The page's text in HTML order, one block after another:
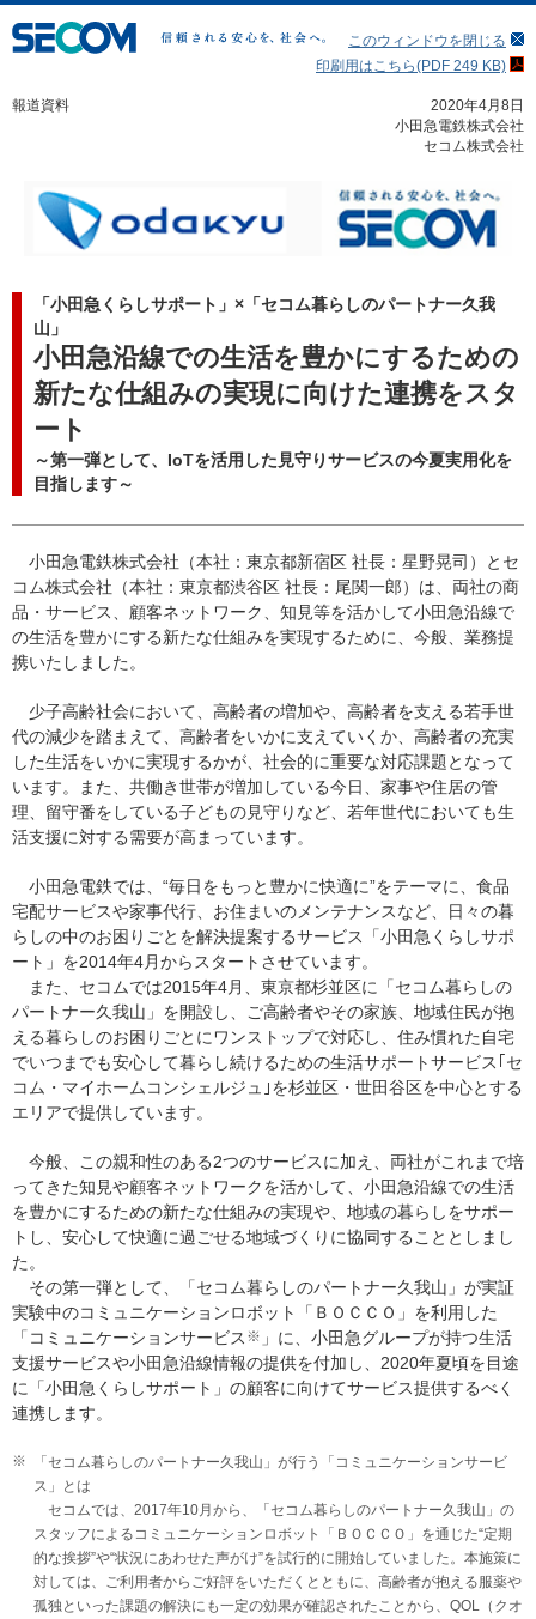
このウィンドウを閉じる
印刷用はこちら(PDF 249 KB)
報道資料
2020年4月8日
小田急電鉄株式会社
セコム株式会社
「小田急くらしサポート」×「セコム暮らしのパートナー久我
山」
小田急沿線での生活を豊かにするための
新たな仕組みの実現に向けた連携をスタ
ート
～第一弾として、IoTを活用した見守りサービスの今夏実用化を
目指します～
小田急電鉄株式会社（本社：東京都新宿区 社長：星野晃司）とセ
コム株式会社（本社：東京都渋谷区 社長：尾関一郎）は、両社の商
品・サービス、顧客ネットワーク、知見等を活かして小田急沿線で
の生活を豊かにする新たな仕組みを実現するために、今般、業務提
携いたしました。
少子高齢社会において、高齢者の増加や、高齢者を支える若手世
代の減少を踏まえて、高齢者をいかに支えていくか、高齢者の充実
した生活をいかに実現するかが、社会的に重要な対応課題となって
います。また、共働き世帯が増加している今日、家事や住居の管
理、留守番をしている子どもの見守りなど、若年世代においても生
活支援に対する需要が高まっています。
小田急電鉄では、“毎日をもっと豊かに快適に”をテーマに、食品
宅配サービスや家事代行、お住まいのメンテナンスなど、日々の暮
らしの中のお困りごとを解決提案するサービス「小田急くらしサポ
ート」を2014年4月からスタートさせています。
また、セコムでは2015年4月、東京都杉並区に「セコム暮らしの
パートナー久我山」を開設し、ご高齢者やその家族、地域住民が抱
える暮らしのお困りごとにワンストップで対応し、住み慣れた自宅
でいつまでも安心して暮らし続けるための生活サポートサービス｢セ
コム・マイホームコンシェルジュ｣を杉並区・世田谷区を中心とする
エリアで提供しています。
今般、この親和性のある2つのサービスに加え、両社がこれまで培
ってきた知見や顧客ネットワークを活かして、小田急沿線での生活
を豊かにするための新たな仕組みの実現や、地域の暮らしをサポー
トし、安心して快適に過ごせる地域づくりに協同することとしまし
た。
その第一弾として、「セコム暮らしのパートナー久我山」が実証
実験中のコミュニケーションロボット「ＢＯＣＣＯ」を利用した
「コミュニケーションサービス ※ 」に、小田急グループが持つ生活
支援サービスや小田急沿線情報の提供を付加し、2020年夏頃を目途
に「小田急くらしサポート」の顧客に向けてサービス提供するべく
連携します。
※
「セコム暮らしのパートナー久我山」が行う「コミュニケーションサービ
ス」とは
セコムでは、2017年10月から、「セコム暮らしのパートナー久我山」の
スタッフによるコミュニケーションロボット「ＢＯＣＣＯ」を通じた“定期
的な挨拶”や“状況にあわせた声がけ”を試行的に開始していました。本施策に
対しては、ご利用者からご好評をいただくとともに、高齢者が抱える服薬や
孤独といった課題の解決にも一定の効果が確認されたことから、QOL（クオ